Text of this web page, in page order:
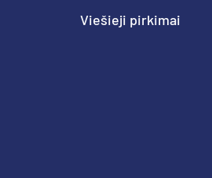
Viešieji pirkimai